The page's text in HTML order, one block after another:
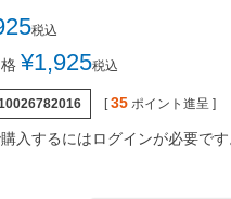
税込
¥1,925税込
[ 35 ポイント進呈 ]
入するにはログインが必要です